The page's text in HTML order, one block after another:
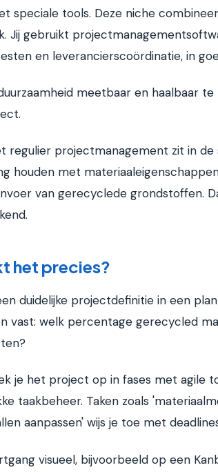
speciale tools. Deze niche
Jij gebruikt
en leverancierscoördinatie, in
meetbaar en haalbaar
regulier projectmanagement zit in de
houden met
van gerecyclede grondstoffen.
het precies?
duidelijke projectdefinitie in een
vast: welk percentage gerecycled
je het project op in fases met agile
taakbeheer. Taken zoals
aanpassen' wijs je toe met
visueel, bijvoorbeeld op een